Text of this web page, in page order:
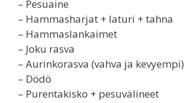
– Pesuaine
– Hammasharjat + laturi + tahna
– Hammaslankaimet
– Joku rasva
– Aurinkorasva (vahva ja kevyempi)
– Dödö
– Purentakisko + pesuvälineet